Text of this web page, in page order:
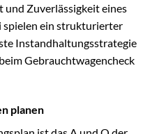
und Zuverlässigkeit eines
spielen ein strukturierter
Instandhaltungsstrategie
Gebrauchtwagencheck
planen